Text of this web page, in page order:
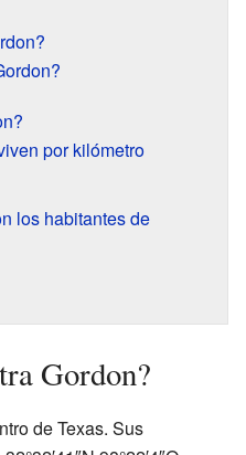
por kilómetro
los habitantes de
Gordon?
de Texas. Sus